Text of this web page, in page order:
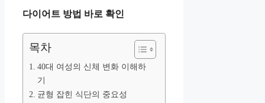
다이어트 방법 바로 확인
목차
40대 여성의 신체 변화 이해하
기
균형 잡힌 식단의 중요성